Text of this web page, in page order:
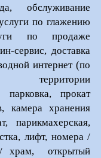
обслуживание
по глажению
по продаже
сервис, доставка
интернет (по
парковка, прокат
камера хранения
парикмахерская,
лифт, номера /
/ храм, открытый